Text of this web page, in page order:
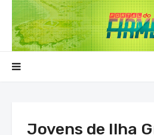
Jovens de Ilha